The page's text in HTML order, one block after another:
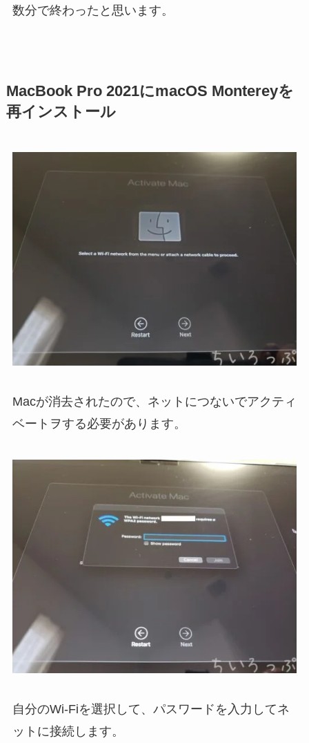
数分で終わったと思います。
MacBook Pro 2021にmacOS Montereyを
再インストール
Macが消去されたので、ネットにつないでアクティ
ベートヲする必要があります。
自分のWi-Fiを選択して、パスワードを入力してネ
ットに接続します。